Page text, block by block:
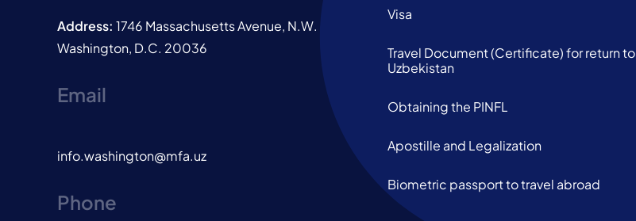
Address: 1746 Massachusetts Avenue, N.W.
Washington, D.C. 20036
Email
info.washington@mfa.uz
Phone
Visa
Travel Document (Certificate) for return to
Uzbekistan
Obtaining the PINFL
Apostille and Legalization
Biometric passport to travel abroad